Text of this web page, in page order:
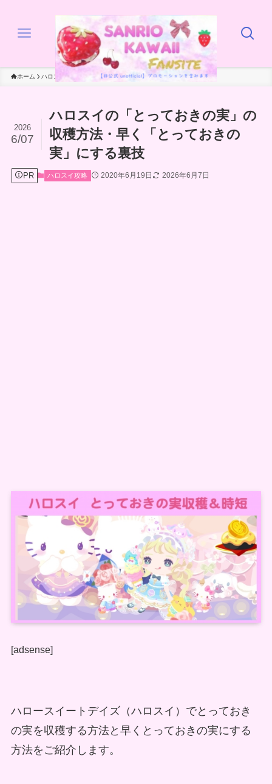
ホーム ハロスイ攻略
ハロスイの「とっておきの実」の
収穫方法・早く「とっておきの
実」にする裏技
2026
6/07
PR ハロスイ攻略 2020年6月19日 2026年6月7日
[adsense]
ハロースイートデイズ（ハロスイ）でとっておき
の実を収穫する方法と早くとっておきの実にする
方法をご紹介します。